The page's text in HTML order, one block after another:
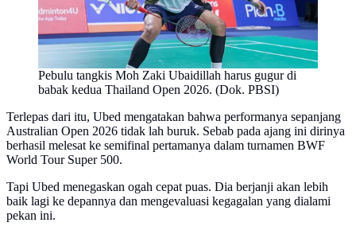
Pebulu tangkis Moh Zaki Ubaidillah harus gugur di
babak kedua Thailand Open 2026. (Dok. PBSI)
Terlepas dari itu, Ubed mengatakan bahwa performanya sepanjang
Australian Open 2026 tidak lah buruk. Sebab pada ajang ini dirinya
berhasil melesat ke semifinal pertamanya dalam turnamen BWF
World Tour Super 500.
Tapi Ubed menegaskan ogah cepat puas. Dia berjanji akan lebih
baik lagi ke depannya dan mengevaluasi kegagalan yang dialami
pekan ini.